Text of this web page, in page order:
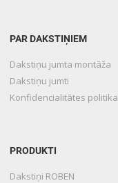
PAR DAKSTIŅIEM
Dakstiņu jumta montāža
Dakstiņu jumti
Konfidencialitātes politika
PRODUKTI
Dakstiņi ROBEN